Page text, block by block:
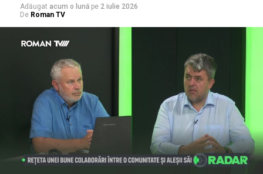
Adăugat acum o lună pe 2 iulie 2026
De Roman TV